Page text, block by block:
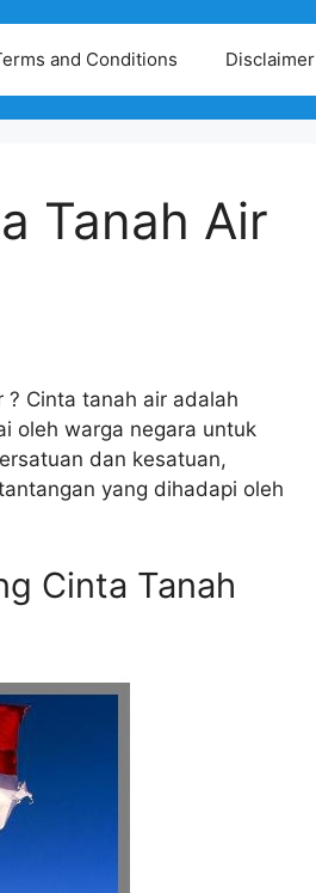
and Conditions Disclaimer
Tanah Air
Cinta tanah air adalah
oleh warga negara untuk
dan kesatuan,
yang dihadapi oleh
Cinta Tanah